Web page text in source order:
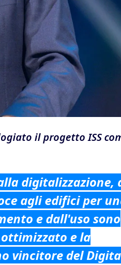
il progetto ISS
digitalizzazione,
agli edifici per
e dall'uso sono
e la
vincitore del